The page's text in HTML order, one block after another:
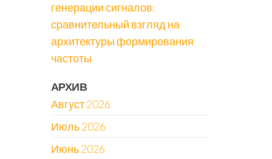
генерации сигналов:
сравнительный взгляд на
архитектуры формирования
частоты
АРХИВ
Август 2026
Июль 2026
Июнь 2026